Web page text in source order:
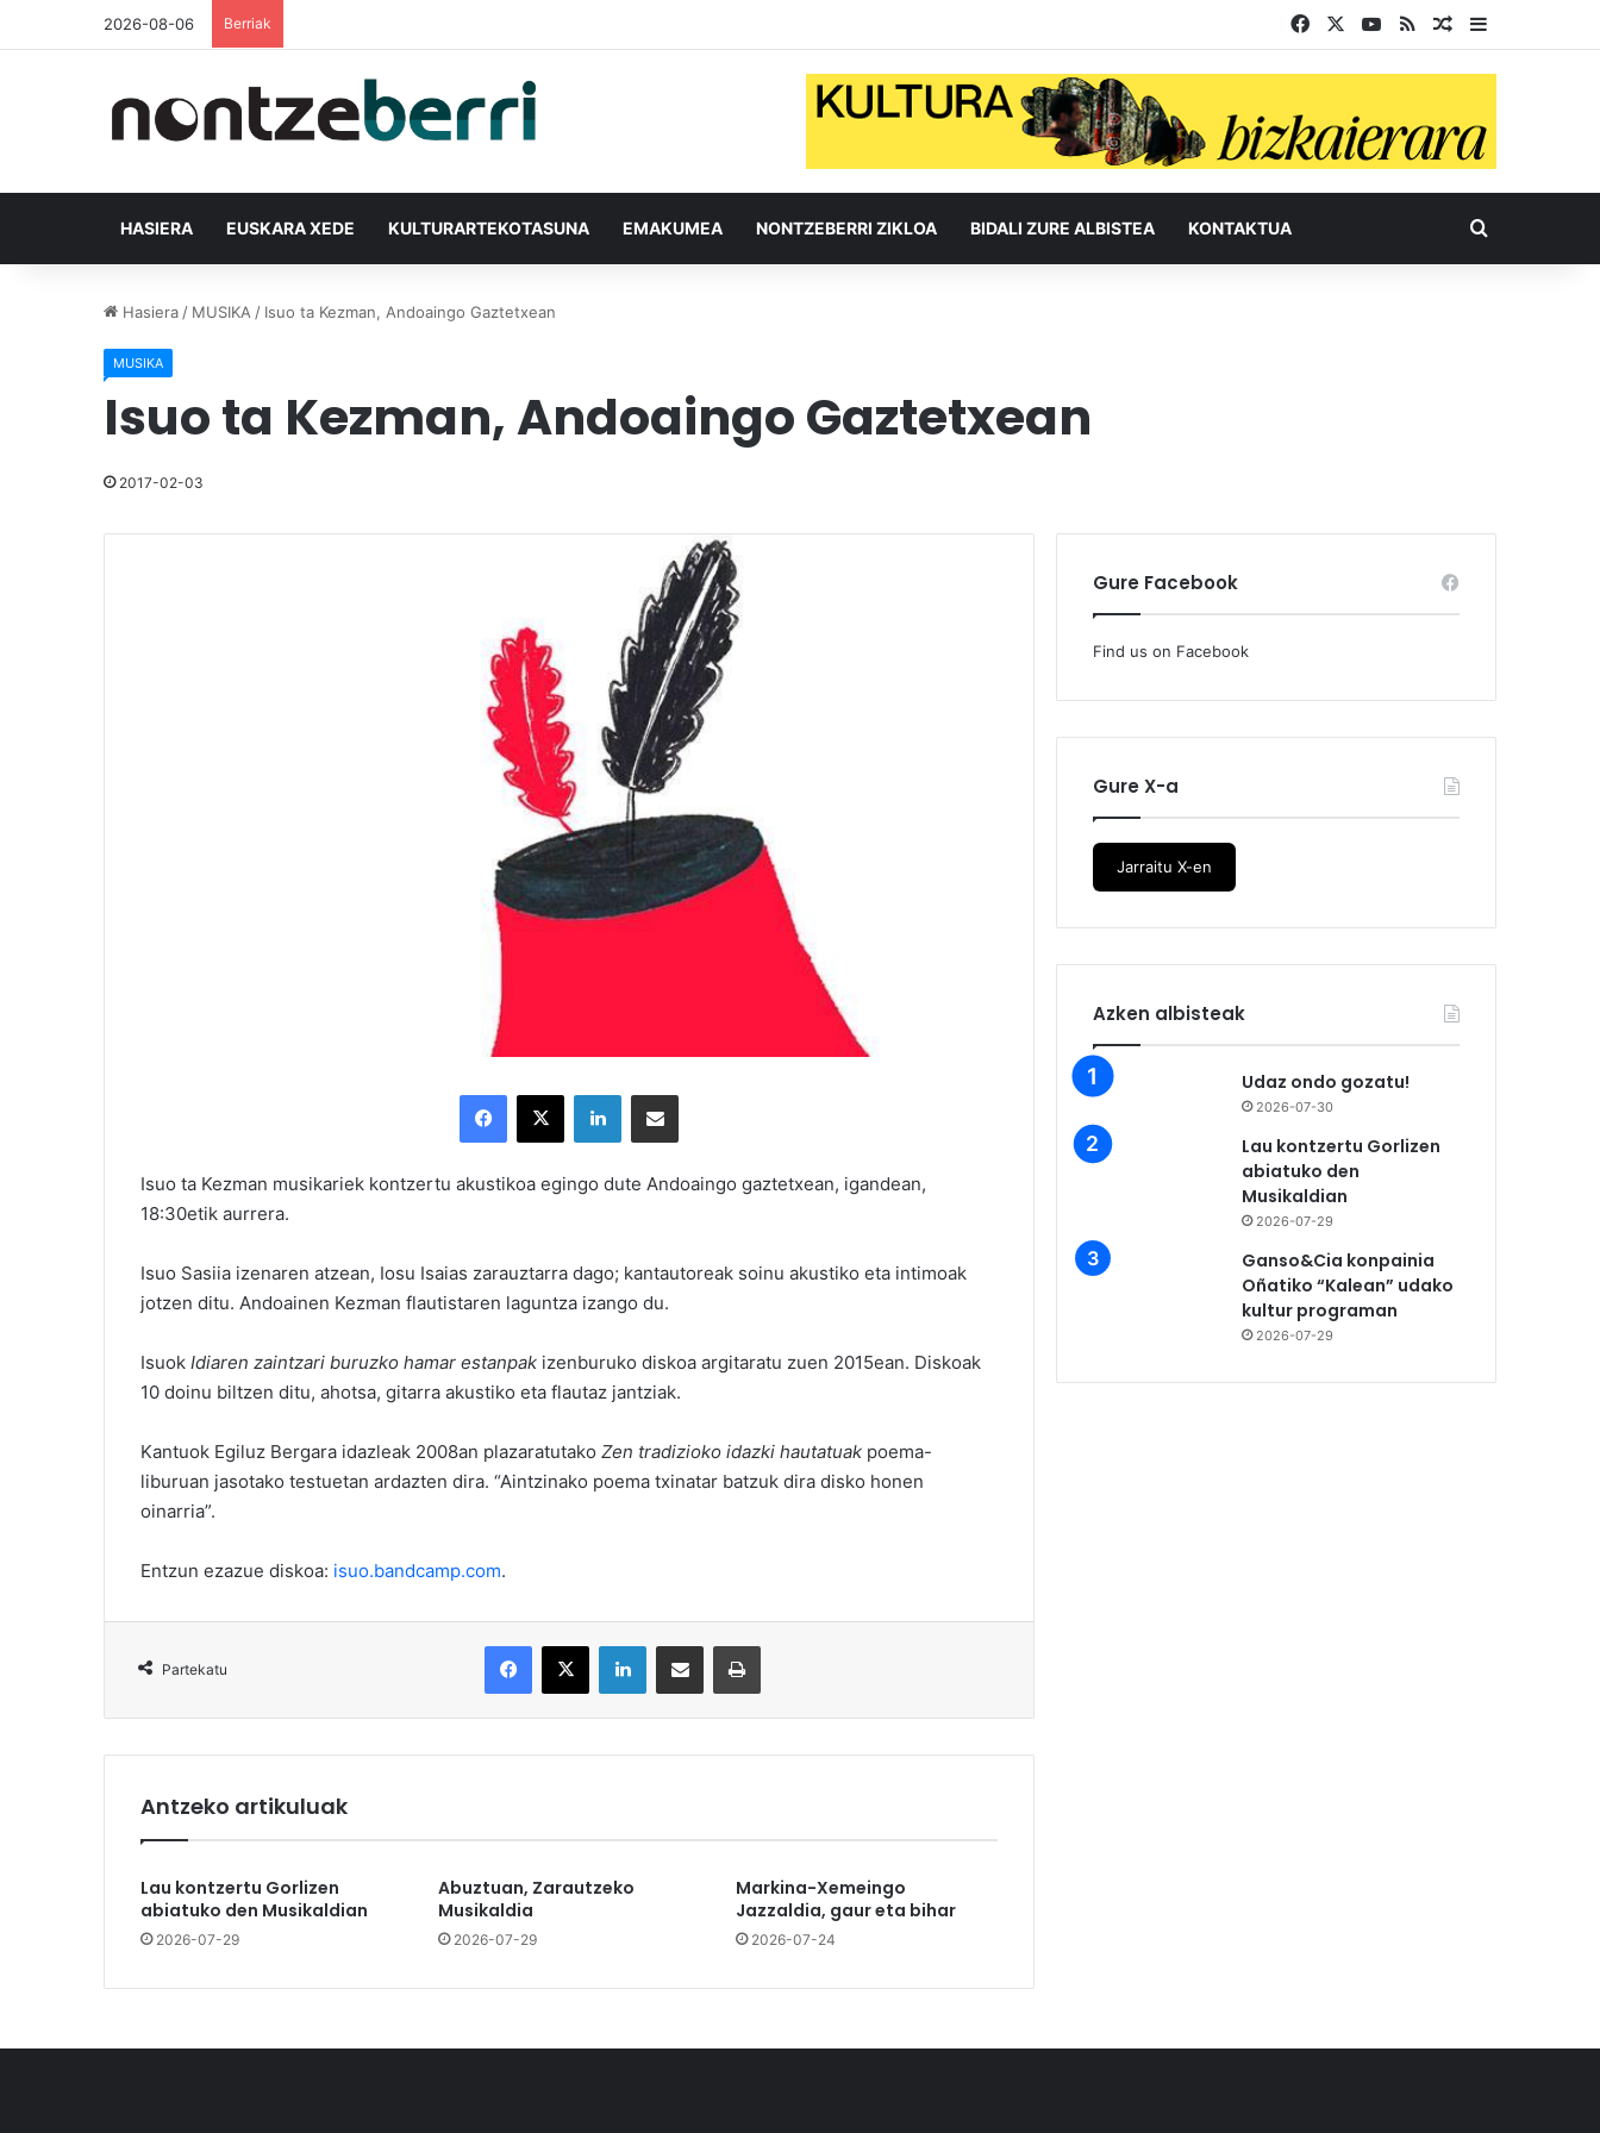
2026-08-06 Berriak Facebook YouTube
RSS Ausazko
HASIERA EUSKARA XEDE KULTURARTEKOTASUNA EMAKUMEA NONTZEBERRI ZIKLOA BIDALI ZURE ALBISTEA KONTAKTUA Bilatu
Hasiera / MUSIKA / Isuo ta Kezman, Andoaingo Gaztetxean
MUSIKA
Isuo ta Kezman, Andoaingo Gaztetxean
2017-02-03
Isuo ta Kezman musikariek kontzertu akustikoa egingo dute Andoaingo gaztetxean, igandean,
18:30etik aurrera.
Isuo Sasiia izenaren atzean, Iosu Isaias zarauztarra dago; kantautoreak soinu akustiko eta intimoak
jotzen ditu. Andoainen Kezman flautistaren laguntza izango du.
Isuok Idiaren zaintzari buruzko hamar estanpak izenburuko diskoa argitaratu zuen 2015ean. Diskoak
10 doinu biltzen ditu, ahotsa, gitarra akustiko eta flautaz jantziak.
Kantuok Egiluz Bergara idazleak 2008an plazaratutako Zen tradizioko idazki hautatuak poema-
liburuan jasotako testuetan ardazten dira. “Aintzinako poema txinatar batzuk dira disko honen
oinarria”.
Entzun ezazue diskoa: isuo.bandcamp.com.
Partekatu
Antzeko artikuluak
Lau kontzertu Gorlizen
abiatuko den Musikaldian
2026-07-29
Abuztuan, Zarautzeko
Musikaldia
2026-07-29
Markina-Xemeingo
Jazzaldia, gaur eta bihar
2026-07-24
Gure Facebook
Find us on Facebook
Gure X-a
Jarraitu X-en
Azken albisteak
Udaz ondo gozatu!
2026-07-30
Lau kontzertu Gorlizen
abiatuko den
Musikaldian
2026-07-29
Ganso&Cia konpainia
Oñatiko “Kalean” udako
kultur programan
2026-07-29